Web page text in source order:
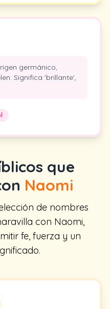
germánico,
Significa 'brillante',
que
Naomi
de nombres
con Naomi,
fe, fuerza y un